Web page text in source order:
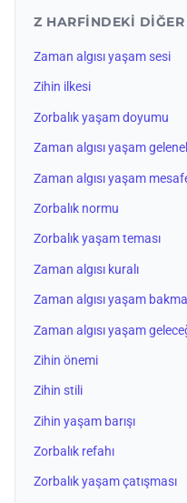
Z HARFINDEKI DIĞER
Zaman algısı yaşam sesi
Zihin ilkesi
Zorbalık yaşam doyumu
Zaman algısı yaşam
Zaman algısı yaşam
Zorbalık normu
Zorbalık yaşam teması
Zaman algısı kuralı
Zaman algısı yaşam
Zaman algısı yaşam
Zihin önemi
Zihin stili
Zihin yaşam barışı
Zorbalık refahı
Zorbalık yaşam çatışması